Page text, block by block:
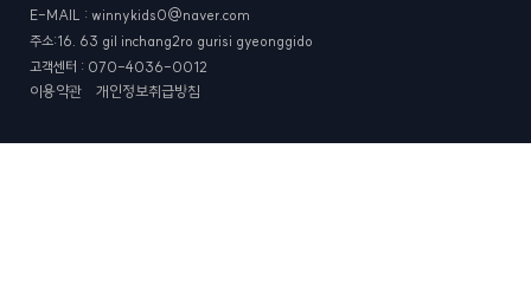
E-MAIL : winnykids0@naver.com
주소:16. 63 gil inchang2ro gurisi gyeonggido
고객센터 : 070-4036-0012
이용약관 개인정보취급방침